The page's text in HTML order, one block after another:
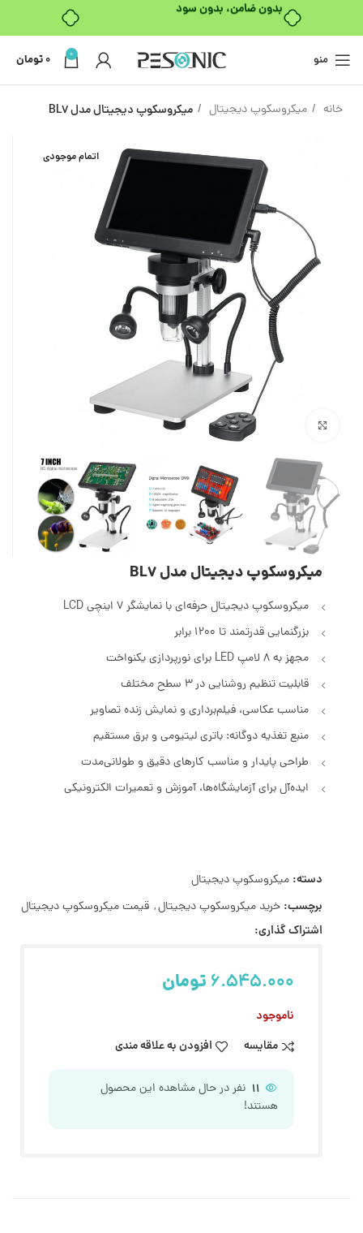
بدون ضامن، بدون سود
منو 0
0تومان
خانه میکروسکوپ دیجیتال میکروسکوپ دیجیتال مدل BL7
اتمام موجودی
بزرگنمایی تصویر
میکروسکوپ دیجیتال مدل BL7
میکروسکوپ دیجیتال حرفه‌ای با نمایشگر 7 اینچی LCD
بزرگنمایی قدرتمند تا 1200 برابر
مجهز به 8 لامپ LED برای نورپردازی یکنواخت
قابلیت تنظیم روشنایی در 3 سطح مختلف
مناسب عکاسی، فیلم‌برداری و نمایش زنده تصاویر
منبع تغذیه دوگانه: باتری لیتیومی و برق مستقیم
طراحی پایدار و مناسب کارهای دقیق و طولانی‌مدت
ایده‌آل برای آزمایشگاه‌ها، آموزش و تعمیرات الکترونیکی
دسته: میکروسکوپ دیجیتال
برچسب: خرید میکروسکوپ دیجیتال, قیمت میکروسکوپ دیجیتال
اشتراک گذاری:
6.545.000 تومان
ناموجود
مقایسه
افزودن به علاقه مندی
11 نفر در حال مشاهده این محصول
هستند!